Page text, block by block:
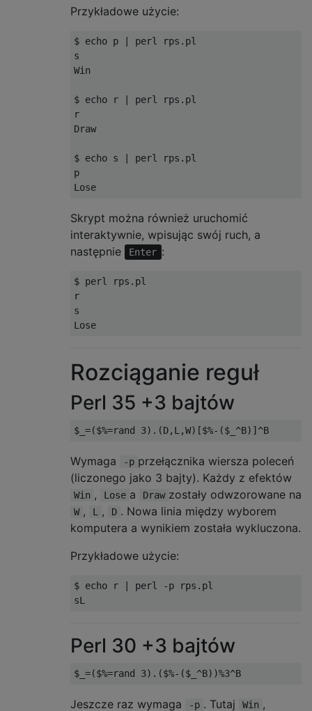
Przykładowe użycie:
$ echo p | perl rps.pl
s
Win
$ echo r | perl rps.pl
r
Draw
$ echo s | perl rps.pl
p
Skrypt można również uruchomić
interaktywnie, wpisując swój ruch, a
następnie
Enter :
$ perl rps.pl
r
s
Rozciąganie reguł
Perl 35 +3 bajtów
Wymaga -p przełącznika wiersza poleceń
(liczonego jako 3 bajty). Każdy z efektów
Win , Lose a Draw zostały odwzorowane na
W , L , D . Nowa linia między wyborem
komputera a wynikiem została wykluczona.
Przykładowe użycie:
$ echo r | perl -p rps.pl
Perl 30 +3 bajtów
Jeszcze raz wymaga -p . Tutaj Win ,